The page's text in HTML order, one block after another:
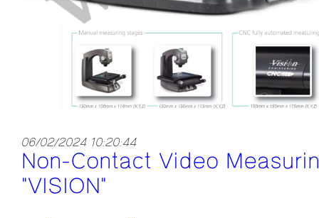
06/02/2024 10:20:44
Non-Contact Video
"VISION"